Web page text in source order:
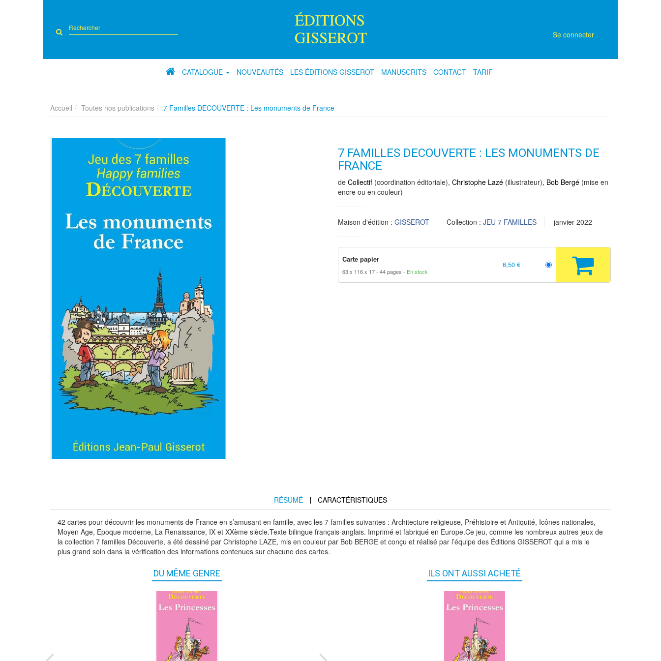
Rechercher
sur
Se connecter
CATALOGUE NOUVEAUTÉS LES ÉDITIONS GISSEROT MANUSCRITS CONTACT TARIF
Accueil Toutes nos publications 7 Familles DECOUVERTE : Les monuments de France
7 FAMILLES DECOUVERTE : LES MONUMENTS DE
FRANCE
de Collectif (coordination éditoriale), Christophe Lazé (illustrateur), Bob Bergé (mise en
encre ou en couleur)
Maison d'édition : GISSEROT Collection : JEU 7 FAMILLES janvier 2022
Carte papier
63 x 116 x 17 44 pages En stock
6,50 €
RÉSUMÉ CARACTÉRISTIQUES
42 cartes pour découvrir les monuments de France en s’amusant en famille, avec les 7 familles suivantes : Architecture religieuse, Préhistoire et Antiquité, Icônes nationales,
Moyen Age, Epoque moderne, La Renaissance, IX et XXème siècle.Texte bilingue français-anglais. Imprimé et fabriqué en Europe.Ce jeu, comme les nombreux autres jeux de
la collection 7 familles Découverte, a été dessiné par Christophe LAZE, mis en couleur par Bob BERGE et conçu et réalisé par l’équipe des Éditions GISSEROT qui a mis le
plus grand soin dans la vérification des informations contenues sur chacune des cartes.
DU MÊME GENRE ILS ONT AUSSI ACHETÉ